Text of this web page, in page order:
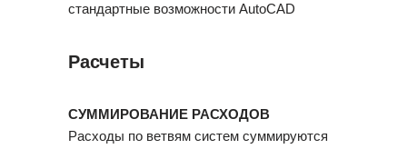
стандартные возможности AutoCAD
Расчеты
СУММИРОВАНИЕ РАСХОДОВ
Расходы по ветвям систем суммируются